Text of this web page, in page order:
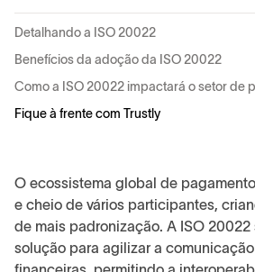
Detalhando a ISO 20022
Benefícios da adoção da ISO 20022
Como a ISO 20022 impactará o setor de
Fique à frente com Trustly
O ecossistema global de
e cheio de vários participantes,
de mais padronização. A ISO 20022
solução para agilizar a